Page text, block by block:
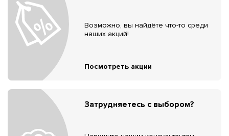
Возможно, вы найдёте что-то среди
наших акций!
Посмотреть акции
Затрудняетесь с выбором?